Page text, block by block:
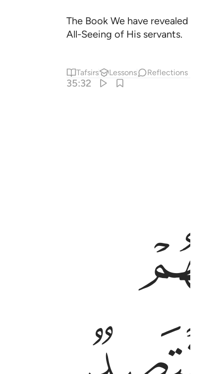
The Book We have revealed to
All-Seeing of His servants.
Tafsirs Lessons Reflections
35:32